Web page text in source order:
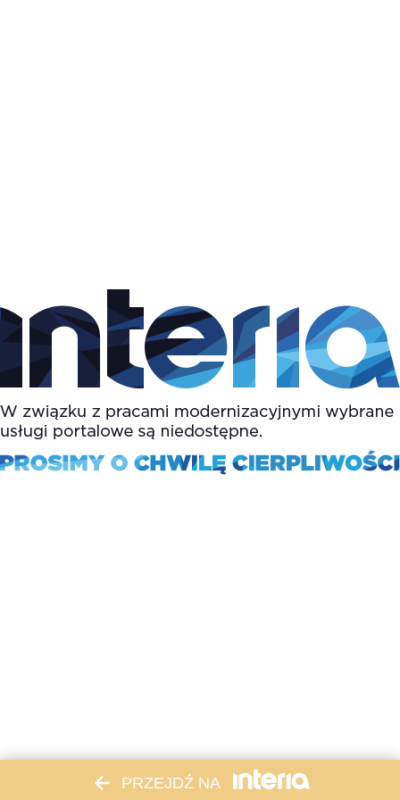
PRZEJDŹ NA